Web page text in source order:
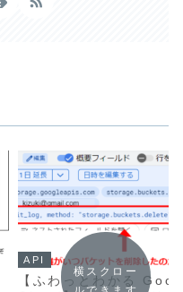
API
【ふわっとわかる
横スクロー